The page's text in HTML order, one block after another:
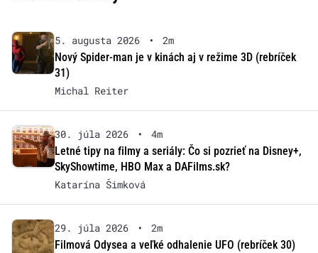
5. augusta 2026 •
2m
Nový Spider-man je v kinách aj v režime 3D (rebríček
31)
Michal Reiter
30. júla 2026 •
4m
Letné tipy na filmy a seriály: Čo si pozrieť na Disney+,
SkyShowtime, HBO Max a DAFilms.sk?
Katarína Šimková
29. júla 2026 •
2m
Filmová Odysea a veľké odhalenie UFO (rebríček 30)